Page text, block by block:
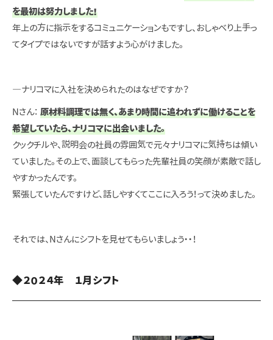
を最初は努力しました！
年上の方に指示をするコミュニケーションもですし、おしゃべり上手っ
てタイプではないですが話すよう心がけました。
―ナリコマに入社を決められたのはなぜですか？
Nさん： 原材料調理では無く、あまり時間に追われずに働けることを
希望していたら、ナリコマに出会いました。
クックチルや、説明会の社員の雰囲気で元々ナリコマに気持ちは傾い
ていました。その上で、面談してもらった先輩社員の笑顔が素敵で話し
やすかったんです。
緊張していたんですけど、話しやすくてここに入ろう！って決めました。
それでは、Nさんにシフトを見せてもらいましょう・・！
◆２０２４年 １月シフト